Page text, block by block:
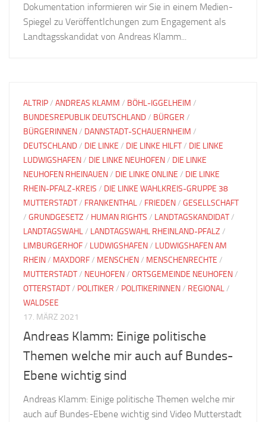
Dokumentation informieren wir Sie in einem Medien-
Spiegel zu Veröffentlchungen zum Engagement als
Landtagsskandidat von Andreas Klamm...
ALTRIP/ ANDREAS KLAMM / BÖHL-IGGELHEIM /
BUNDESREPUBLIK DEUTSCHLAND/ BÜRGER /
BÜRGERINNEN/ DANNSTADT-SCHAUERNHEIM /
DEUTSCHLAND/ DIE LINKE / DIE LINKE HILFT/ DIE LINKE
LUDWIGSHAFEN/ DIE LINKE NEUHOFEN/ DIE LINKE
NEUHOFEN RHEINAUEN/ DIE LINKE ONLINE / DIE LINKE
RHEIN-PFALZ-KREIS / DIE LINKE WAHLKREIS-GRUPPE 38
MUTTERSTADT/ FRANKENTHAL/ FRIEDEN/ GESELLSCHAFT
/ GRUNDGESETZ / HUMAN RIGHTS / LANDTAGSKANDIDAT/
LANDTAGSWAHL/ LANDTAGSWAHL RHEINLAND-PFALZ /
LIMBURGERHOF/ LUDWIGSHAFEN/ LUDWIGSHAFEN AM
RHEIN/ MAXDORF/ MENSCHEN/ MENSCHENRECHTE /
MUTTERSTADT/ NEUHOFEN/ ORTSGEMEINDE NEUHOFEN/
OTTERSTADT/ POLITIKER / POLITIKERINNEN/ REGIONAL/
WALDSEE
17. MÄRZ 2021
Andreas Klamm: Einige politische
Themen welche mir auch auf Bundes-
Ebene wichtig sind
Andreas Klamm: Einige politische Themen welche mir
auch auf Bundes-Ebene wichtig sind Video Mutterstadt